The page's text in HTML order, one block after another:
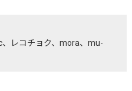
レコチョク、mora、mu-